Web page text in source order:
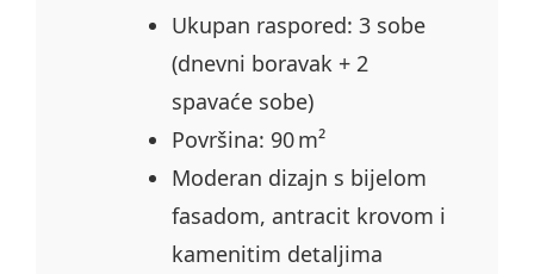
Ukupan raspored: 3 sobe
(dnevni boravak + 2
spavaće sobe)
Površina: 90 m²
Moderan dizajn s bijelom
fasadom, antracit krovom i
kamenitim detaljima